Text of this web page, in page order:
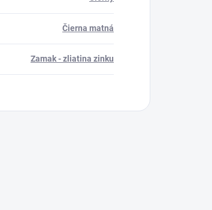
Čierna matná
Zamak - zliatina zinku